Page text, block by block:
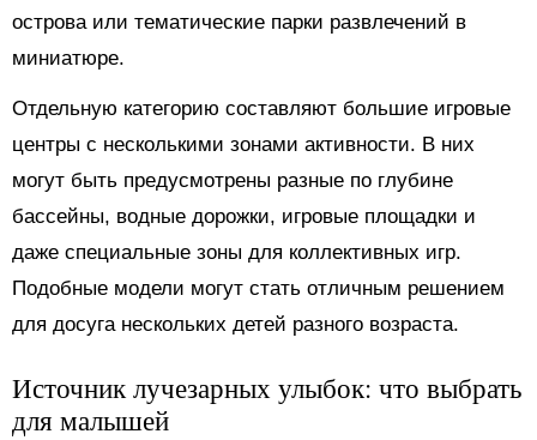
острова или тематические парки развлечений в
миниатюре.
Отдельную категорию составляют большие игровые
центры с несколькими зонами активности. В них
могут быть предусмотрены разные по глубине
бассейны, водные дорожки, игровые площадки и
даже специальные зоны для коллективных игр.
Подобные модели могут стать отличным решением
для досуга нескольких детей разного возраста.
Источник лучезарных улыбок: что выбрать
для малышей